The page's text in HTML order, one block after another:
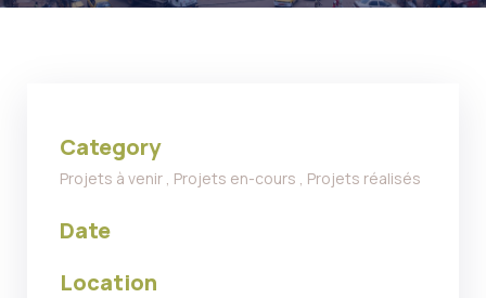
Category
Projets à venir , Projets en-cours , Projets réalisés
Date
Location